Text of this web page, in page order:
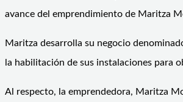
avance del emprendimiento de Maritza
Maritza desarrolla su negocio
la habilitación de sus instalaciones para
Al respecto, la emprendedora, Maritza